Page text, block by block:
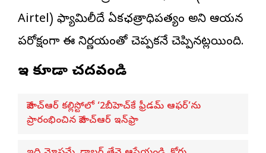
Airtel) ఫ్యామిలీదే ఏకఛత్రాధిపత్యం అని ఆయన
పరోక్షంగా ఈ నిర్ణయంతో చెప్పకనే చెప్పినట్లయింది.
ఇవి కూడా చదవండి
జీహెచ్ఆర్ కల్లిస్టోలో ‘2బీహెచ్‌కే ఫ్రీడమ్ ఆఫర్’ను
ప్రారంభించిన జీహెచ్ఆర్ ఇన్‌ఫ్రా